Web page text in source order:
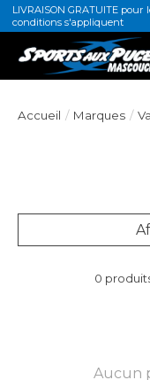
LIVRAISON GRATUITE pour
conditions s'appliquent
Accueil / Marques /
0
Aucun